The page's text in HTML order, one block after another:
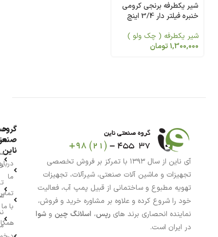
شیر یکطرفه برنجی کرومی
خنبره فیلتر دار 3/4 اینچ
شیر یکطرفه ( چک ولو )
1,300,000تومان
آی ناین از سال ۱۳۹۳ با تمرکز بر فروش تخصصی
تجهیزات و ماشین آلات صنعتی، شیرآلات، تجهیزات
تهویه مطبوع و ساختمانی از قبیل پمپ آب، فعالیت
خود را شروع کرده و علاوه بر مشاوره خرید و فروش،
نماینده انحصاری برند های رپس، اسلانگ چین و شوا
در ایران است.
گروه
ناین
ما
با ما